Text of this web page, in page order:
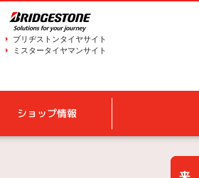
ブリヂストンタイヤサイト
ミスタータイヤマンサイト
ショップ情報